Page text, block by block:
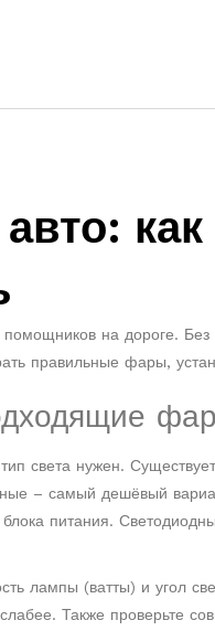
на дороге. Без
правильные фары,
света нужен.
– самый дешёвый
питания.
лампы (ватты) и угол
Также проверьте